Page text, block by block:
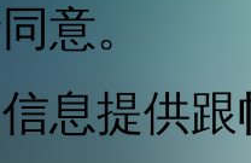
意。
信息提供